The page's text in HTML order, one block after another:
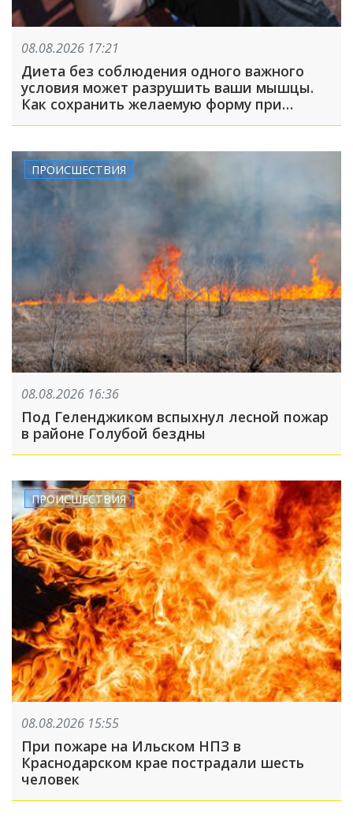
08.08.2026 17:21
Диета без соблюдения одного важного
условия может разрушить ваши мышцы.
Как сохранить желаемую форму при
ПРОИСШЕСТВИЯ
08.08.2026 16:36
Под Геленджиком вспыхнул лесной пожар
в районе Голубой бездны
ПРОИСШЕСТВИЯ
08.08.2026 15:55
При пожаре на Ильском НПЗ в
Краснодарском крае пострадали шесть
человек